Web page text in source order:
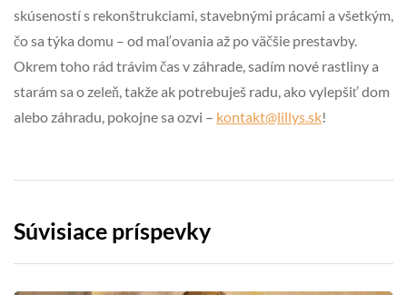
skúseností s rekonštrukciami, stavebnými prácami a všetkým,
čo sa týka domu – od maľovania až po väčšie prestavby.
Okrem toho rád trávim čas v záhrade, sadím nové rastliny a
starám sa o zeleň, takže ak potrebuješ radu, ako vylepšiť dom
alebo záhradu, pokojne sa ozvi – kontakt@lillys.sk!
Súvisiace príspevky